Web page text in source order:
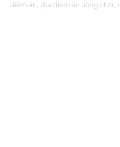
điểm ăn
địa điểm ăn uống chơi